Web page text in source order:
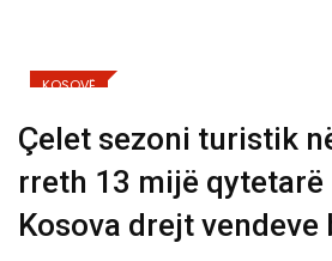
KOSOVË
Çelet sezoni turistik
rreth 13 mijë qytetarë
Kosova drejt vendeve